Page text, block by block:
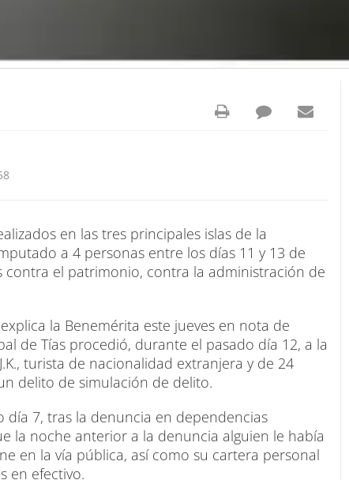
en las tres principales islas de la
a 4 personas entre los días 11 y 13 de
el patrimonio, contra la administración de
la Benemérita este jueves en nota de
de Tías procedió, durante el pasado día 12, a la
turista de nacionalidad extranjera y de 24
delito de simulación de delito.
día 7, tras la denuncia en dependencias
la noche anterior a la denuncia alguien le había
en la vía pública, así como su cartera personal
en efectivo.